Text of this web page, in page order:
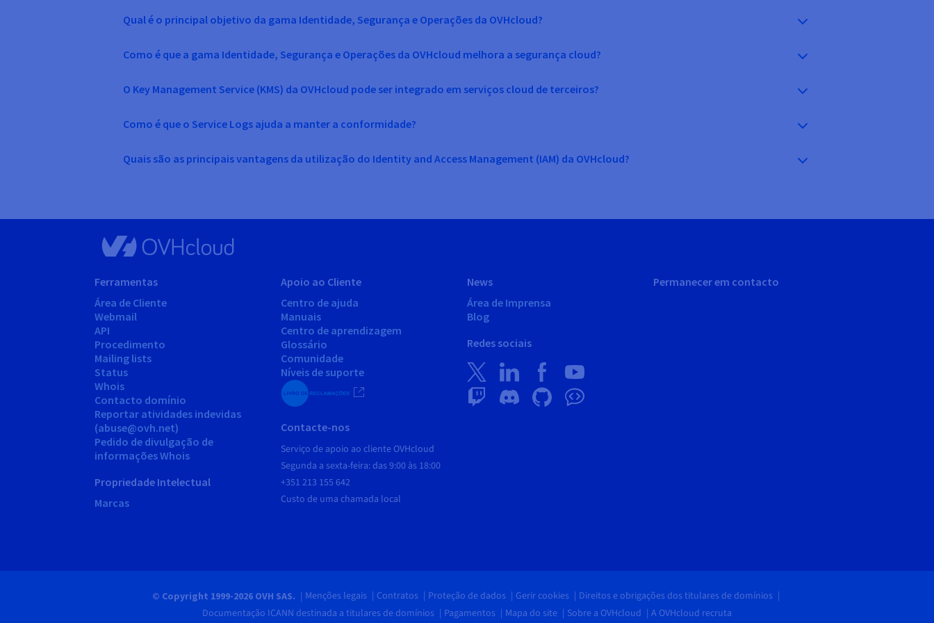
Qual é o principal objetivo da gama Identidade, Segurança e Operações da OVHcloud?
Como é que a gama Identidade, Segurança e Operações da OVHcloud melhora a segurança cloud?
O Key Management Service (KMS) da OVHcloud pode ser integrado em serviços cloud de terceiros?
Como é que o Service Logs ajuda a manter a conformidade?
Quais são as principais vantagens da utilização do Identity and Access Management (IAM) da OVHcloud?
Ferramentas
Área de Cliente
Webmail
API
Procedimento
Mailing lists
Status
Whois
Contacto domínio
Reportar atividades indevidas
(abuse@ovh.net)
Pedido de divulgação de
informações Whois
Propriedade Intelectual
Marcas
Apoio ao Cliente
Centro de ajuda
Manuais
Centro de aprendizagem
Glossário
Comunidade
Níveis de suporte
Contacte-nos
Serviço de apoio ao cliente OVHcloud
Segunda a sexta-feira: das 9:00 às 18:00
+351 213 155 642
Custo de uma chamada local
News
Área de Imprensa
Blog
Redes sociais
Permanecer em contacto
© Copyright 1999-2026 OVH SAS. Menções legais Contratos Proteção de dados Gerir cookies
Direitos e obrigações dos titulares de domínios
Documentação ICANN destinada a titulares de domínios
Pagamentos Mapa do site Sobre a OVHcloud A OVHcloud recruta